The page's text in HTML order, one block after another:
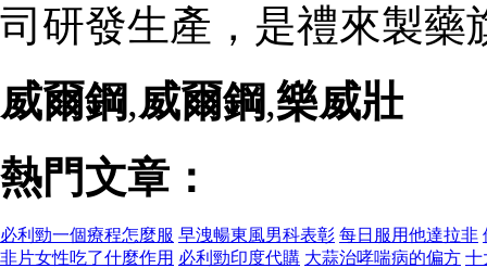
司研發生產，是禮來製藥
威爾鋼,威爾鋼,樂威壯
熱門文章：
必利勁一個療程怎麼服 早洩暢東風男科表彰 每日服用他達拉非
非片女性吃了什麼作用 必利勁印度代購 大蒜治哮喘病的偏方 十